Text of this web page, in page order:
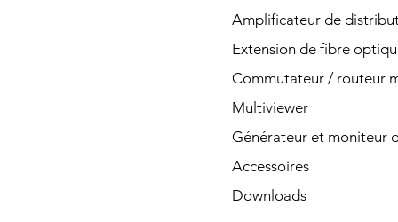
Amplificateur de
Extension de fibre
Commutateur / routeur
Multiviewer
Générateur et moniteur
Accessoires
Downloads